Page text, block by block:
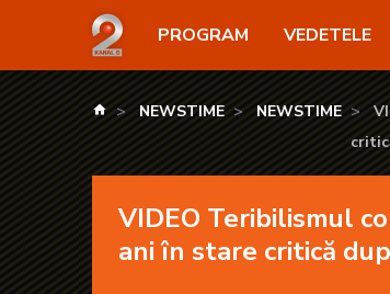
VIDEO Teribilismul copiilor, o
PROGRAM VEDETELE
kanald.ro
NEWSTIME NEWSTIME
VIDEO Teribilismul
ani în stare critică